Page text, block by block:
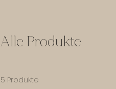
Alle Produkte
5 Produkte